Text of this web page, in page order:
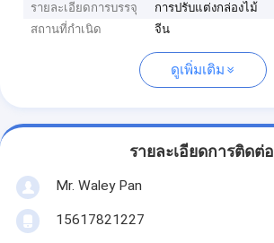
รายละเอียดการบรรจุ
การปรับแต่งกล่องไม้
สถานที่กำเนิด
จีน
ดูเพิ่มเติม
รายละเอียดการติดต่อ
Mr. Waley Pan
15617821227